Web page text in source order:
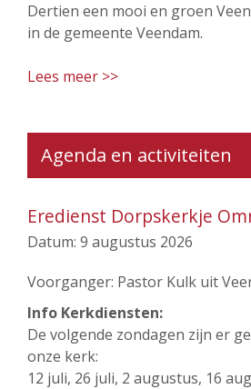
Dertien een mooi en groen
in de gemeente Veendam.
Lees meer >>
Agenda en activiteiten
Eredienst Dorpskerkje
Datum: 9 augustus 2026
Voorganger: Pastor Kulk uit
Info Kerkdiensten:
De volgende zondagen zijn er
onze kerk:
12 juli, 26 juli, 2 augustus, 16